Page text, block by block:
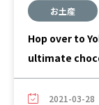
お土産
Hop over to
ultimate
2021-03-28